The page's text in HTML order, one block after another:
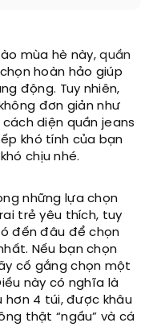
mùa hè này,quần
hoàn hảo giúp
động. Tuy nhiên,
đơn giản như
diện quần jeans
khó tính của bạn
chịu nhé.
những lựa chọn
trẻ yêu thích, tuy
đến đâu để chọn
Nếu bạn chọn
cố gắng chọn một
này có nghĩa là
hơn 4 túi, được khâu
thật “ngầu” và cá